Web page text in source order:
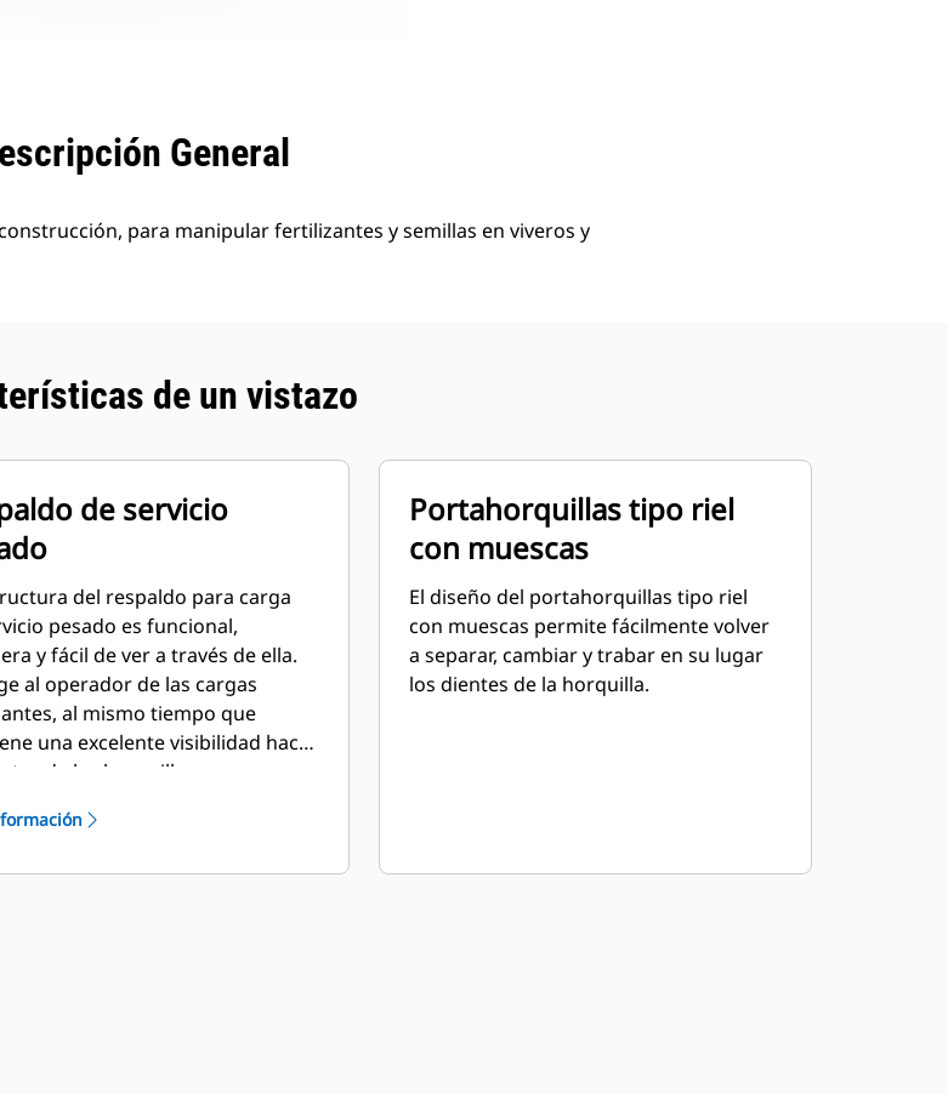
General
para manipular fertilizantes y semillas en viveros y
de un vistazo
de servicio
del respaldo para carga
pesado es funcional,
y fácil de ver a través de ella.
al operador de las cargas
al mismo tiempo que
una excelente visibilidad hacia
de las horquillas.
Portahorquillas tipo riel
con muescas
El diseño del portahorquillas tipo riel
con muescas permite fácilmente volver
a separar, cambiar y trabar en su lugar
los dientes de la horquilla.